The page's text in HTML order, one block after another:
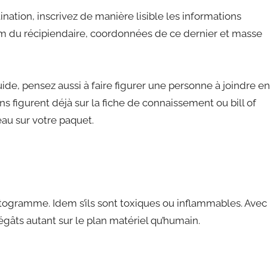
inscrivez de manière lisible les informations
du récipiendaire, coordonnées de ce dernier et masse
pensez aussi à faire figurer une personne à joindre en
figurent déjà sur la fiche de connaissement ou bill of
sur votre paquet.
Idem s’ils sont toxiques ou inflammables. Avec
autant sur le plan matériel qu’humain.